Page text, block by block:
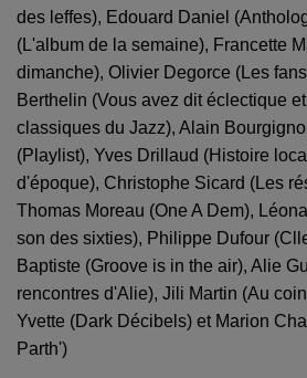
des leffes), Edouard Daniel
(L'album de la semaine), Francette
dimanche), Olivier Degorce (Les
Berthelin (Vous avez dit éclectique
classiques du Jazz), Alain
(Playlist), Yves Drillaud (Histoire
d'époque), Christophe Sicard (Les
Thomas Moreau (One A Dem),
son des sixties), Philippe Dufour
Baptiste (Groove is in the air), Alie
rencontres d'Alie), Jili Martin (Au
Yvette (Dark Décibels) et Marion
Parth')